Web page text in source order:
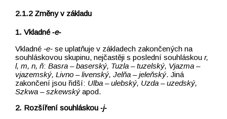
Změny v základu
1. Vkladné‑e‑
Vkladné‑e‑ se uplatňuje v základech zakončených na
souhláskovou skupinu, nejčastěji s poslední souhláskour,
l, m, n, ň:Basra –⁠⁠⁠⁠⁠⁠⁠⁠⁠⁠⁠⁠⁠⁠⁠⁠⁠⁠⁠⁠⁠⁠⁠⁠⁠⁠⁠⁠⁠⁠⁠⁠⁠⁠⁠⁠⁠⁠⁠⁠⁠⁠⁠⁠⁠⁠⁠⁠⁠⁠⁠⁠⁠⁠⁠⁠⁠⁠⁠⁠⁠⁠ baserský, Tuzla –⁠⁠⁠⁠⁠⁠⁠⁠⁠⁠⁠⁠⁠⁠⁠⁠⁠⁠⁠⁠⁠⁠⁠⁠⁠⁠⁠⁠⁠⁠⁠⁠⁠⁠⁠⁠⁠⁠⁠⁠⁠⁠⁠⁠⁠⁠⁠⁠⁠⁠⁠⁠⁠⁠⁠⁠⁠⁠⁠⁠⁠⁠ tuzelský, Vjazma –⁠⁠⁠⁠⁠⁠⁠⁠⁠⁠⁠⁠⁠⁠⁠⁠⁠⁠⁠⁠⁠⁠⁠⁠⁠⁠⁠⁠⁠⁠⁠⁠⁠⁠⁠⁠⁠⁠⁠⁠⁠⁠⁠⁠⁠⁠⁠⁠⁠⁠⁠⁠⁠⁠⁠⁠⁠⁠⁠⁠⁠⁠
vjazemský, Livno –⁠⁠⁠⁠⁠⁠⁠⁠⁠⁠⁠⁠⁠⁠⁠⁠⁠⁠⁠⁠⁠⁠⁠⁠⁠⁠⁠⁠⁠⁠⁠⁠⁠⁠⁠⁠⁠⁠⁠⁠⁠⁠⁠⁠⁠⁠⁠⁠⁠⁠⁠⁠⁠⁠⁠⁠⁠⁠⁠⁠⁠⁠ livenský, Jelňa –⁠⁠⁠⁠⁠⁠⁠⁠⁠⁠⁠⁠⁠⁠⁠⁠⁠⁠⁠⁠⁠⁠⁠⁠⁠⁠⁠⁠⁠⁠⁠⁠⁠⁠⁠⁠⁠⁠⁠⁠⁠⁠⁠⁠⁠⁠⁠⁠⁠⁠⁠⁠⁠⁠⁠⁠⁠⁠⁠⁠⁠⁠ jeleňský. Jiná
zakončení jsou řidší: Ulba –⁠⁠⁠⁠⁠⁠⁠⁠⁠⁠⁠⁠⁠⁠⁠⁠⁠⁠⁠⁠⁠⁠⁠⁠⁠⁠⁠⁠⁠⁠⁠⁠⁠⁠⁠⁠⁠⁠⁠⁠⁠⁠⁠⁠⁠⁠⁠⁠⁠⁠⁠⁠⁠⁠⁠⁠⁠⁠⁠⁠⁠⁠ ulebský, Uzda –⁠⁠⁠⁠⁠⁠⁠⁠⁠⁠⁠⁠⁠⁠⁠⁠⁠⁠⁠⁠⁠⁠⁠⁠⁠⁠⁠⁠⁠⁠⁠⁠⁠⁠⁠⁠⁠⁠⁠⁠⁠⁠⁠⁠⁠⁠⁠⁠⁠⁠⁠⁠⁠⁠⁠⁠⁠⁠⁠⁠⁠⁠ uzedský,
Szkwa –⁠⁠⁠⁠⁠⁠⁠⁠⁠⁠⁠⁠⁠⁠⁠⁠⁠⁠⁠⁠⁠⁠⁠⁠⁠⁠⁠⁠⁠⁠⁠⁠⁠⁠⁠⁠⁠⁠⁠⁠⁠⁠⁠⁠⁠⁠⁠⁠⁠⁠⁠⁠⁠⁠⁠⁠⁠⁠⁠⁠⁠⁠ szkewskýapod.
2. Rozšíření souhláskou‑j‑